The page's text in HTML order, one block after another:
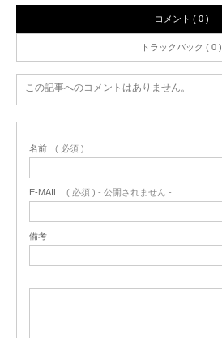
コメント ( 0 )
トラックバック ( 0 )
この記事へのコメントはありません。
名前 ( 必須 )
E-MAIL ( 必須 ) - 公開されません -
備考